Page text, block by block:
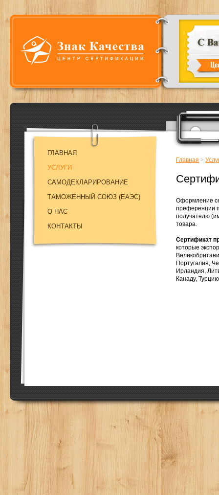
ГЛАВНАЯ
УСЛУГИ
САМОДЕКЛАРИРОВАНИЕ
ТАМОЖЕННЫЙ СОЮЗ (EAЭC)
О НАС
КОНТАКТЫ
Главная >
Оформление
преференции
получателю
товара.
Сертификат
которые
Португалия,
Ирландия,
Канаду,